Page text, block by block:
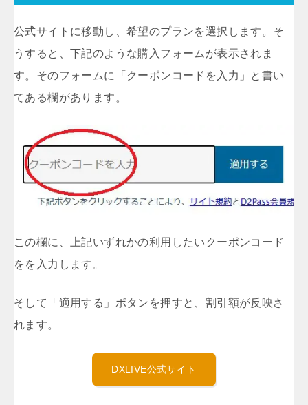
公式サイトに移動し、希望のプランを選択します。そ
うすると、下記のような購入フォームが表示されま
す。そのフォームに「クーポンコードを入力」と書い
てある欄があります。
この欄に、上記いずれかの利用したいクーポンコード
をを入力します。
そして「適用する」ボタンを押すと、割引額が反映さ
れます。
DXLIVE公式サイト